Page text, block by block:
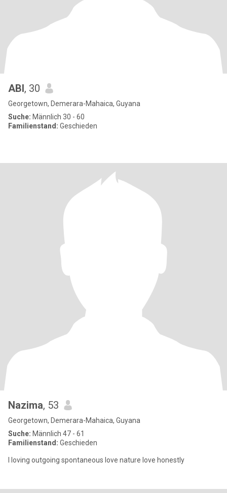
ABI, 30
Georgetown, Demerara-Mahaica, Guyana
Suche: Männlich 30 - 60
Familienstand: Geschieden
Nazima, 53
Georgetown, Demerara-Mahaica, Guyana
Suche: Männlich 47 - 61
Familienstand: Geschieden
I loving outgoing spontaneous love nature love honestly